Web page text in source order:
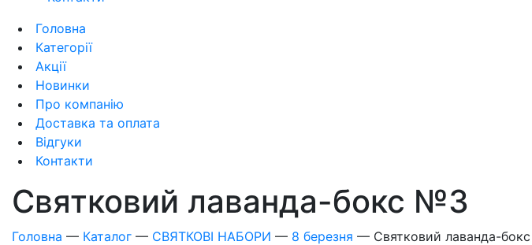
Головна
Категорії
Акції
Новинки
Про компанію
Доставка та оплата
Відгуки
Контакти
Святковий лаванда-бокс №3
Головна — Каталог — СВЯТКОВІ НАБОРИ — 8 березня — Святковий лаванда-